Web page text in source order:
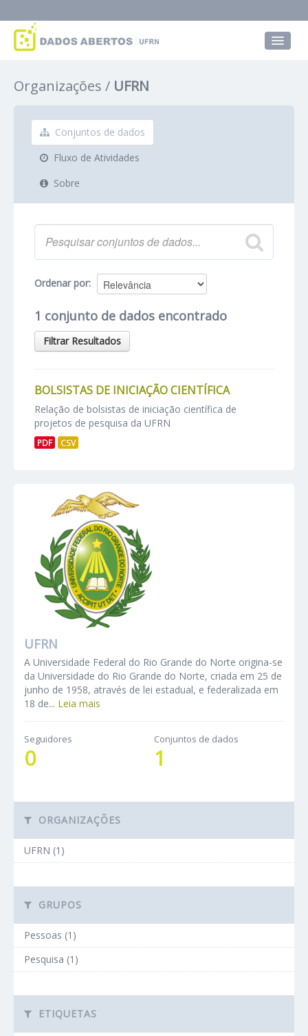
Grupos
Sobre
Organizações UFRN
Conjuntos de dados
Fluxo de Atividades
Sobre
Ordenar por
1 conjunto de dados encontrado
Filtrar Resultados
BOLSISTAS DE INICIAÇÃO CIENTÍFICA
Relação de bolsistas de iniciação científica de
projetos de pesquisa da UFRN
PDF CSV
UFRN
A Universidade Federal do Rio Grande do Norte origina-se
da Universidade do Rio Grande do Norte, criada em 25 de
junho de 1958, através de lei estadual, e federalizada em
18 de... Leia mais
Seguidores
0
Conjuntos de dados
1
ORGANIZAÇÕES
UFRN (1)
GRUPOS
Pessoas (1)
Pesquisa (1)
ETIQUETAS